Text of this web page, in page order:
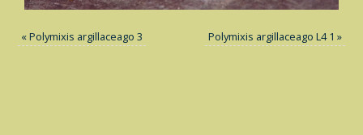
«Polymixis argillaceago 3 Polymixis argillaceago L4 1 »